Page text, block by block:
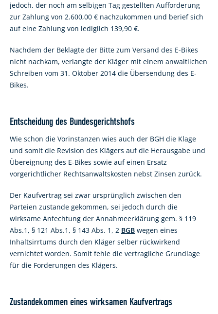
jedoch, der noch am selbigen Tag gestellten Aufforderung
zur Zahlung von 2.600,00 € nachzukommen und berief sich
auf eine Zahlung von lediglich 139,90 €.
Nachdem der Beklagte der Bitte zum Versand des E-Bikes
nicht nachkam, verlangte der Kläger mit einem anwaltlichen
Schreiben vom 31. Oktober 2014 die Übersendung des E-
Bikes.
Entscheidung des Bundesgerichtshofs
Wie schon die Vorinstanzen wies auch der BGH die Klage
und somit die Revision des Klägers auf die Herausgabe und
Übereignung des E-Bikes sowie auf einen Ersatz
vorgerichtlicher Rechtsanwaltskosten nebst Zinsen zurück.
Der Kaufvertrag sei zwar ursprünglich zwischen den
Parteien zustande gekommen, sei jedoch durch die
wirksame Anfechtung der Annahmeerklärung gem. § 119
Abs.1, § 121 Abs.1, § 143 Abs. 1, 2 BGB wegen eines
Inhaltsirrtums durch den Kläger selber rückwirkend
vernichtet worden. Somit fehle die vertragliche Grundlage
für die Forderungen des Klägers.
Zustandekommen eines wirksamen Kaufvertrags